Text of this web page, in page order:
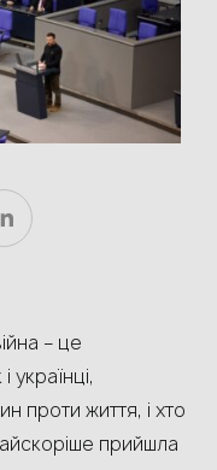
– це
українці,
проти життя, і хто
прийшла